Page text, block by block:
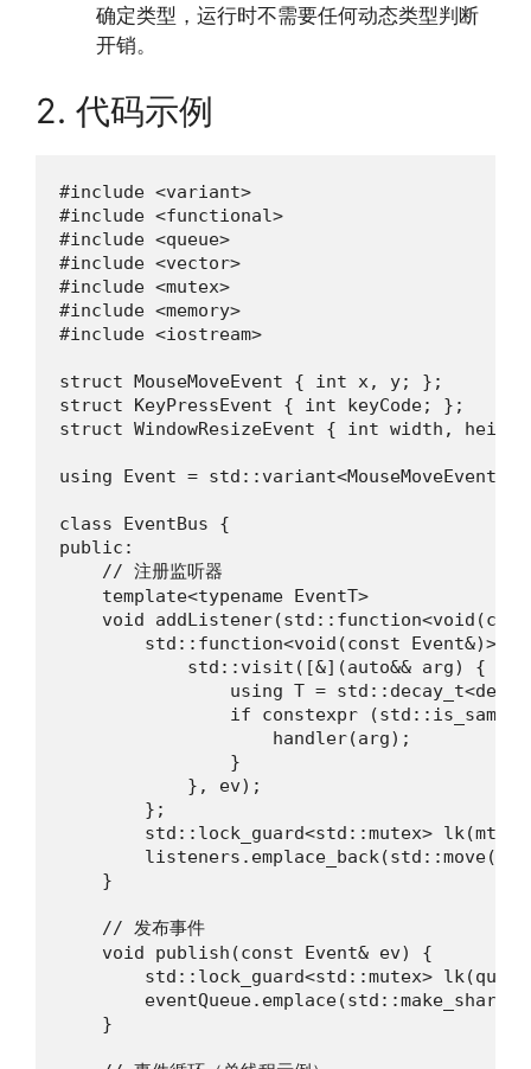
确定类型，运行时不需要任何动态类型判断
开销。
2. 代码示例
#include <variant>
#include <functional>
#include <queue>
#include <vector>
#include <mutex>
#include <memory>
#include <iostream>
struct MouseMoveEvent { int x, y; };
struct KeyPressEvent { int keyCode; };
struct WindowResizeEvent { int width,
using Event = std::variant<MouseMoveEvent,
class EventBus {
public:
    // 注册监听器
    template<typename EventT>
void
std::function<void(const Event&)>
            std::visit([&](auto&& arg) {
using T =
if constexpr
                    handler(arg);
                }
            }, ev);
        };
        std::lock_guard<std::mutex> lk(mtx);
    }
    // 发布事件
    void publish(const Event& ev) {
std::lock_guard<std::mutex>
eventQueue.emplace(std::make_shared
    }